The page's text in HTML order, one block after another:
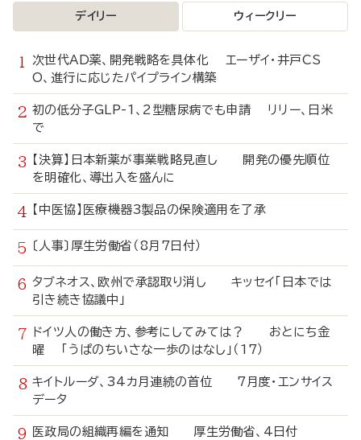
デイリー ウィークリー
次世代AD薬、開発戦略を具体化 エーザイ・井戸CS
O、進行に応じたパイプライン構築
初の低分子GLP-1、2型糖尿病でも申請 リリー、日米
で
【決算】日本新薬が事業戦略見直し 開発の優先順位
を明確化、導出入を盛んに
【中医協】医療機器3製品の保険適用を了承
〔人事〕厚生労働省（8月7日付）
タブネオス、欧州で承認取り消し キッセイ「日本では
引き続き協議中」
ドイツ人の働き方、参考にしてみては？ おとにち金
曜 「うぱのちいさな一歩のはなし」（17）
キイトルーダ、34カ月連続の首位 7月度・エンサイス
データ
医政局の組織再編を通知 厚生労働省、4日付